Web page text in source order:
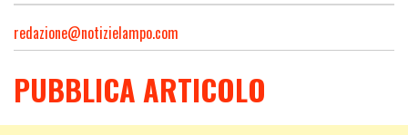
redazione@notizielampo.com
PUBBLICA ARTICOLO